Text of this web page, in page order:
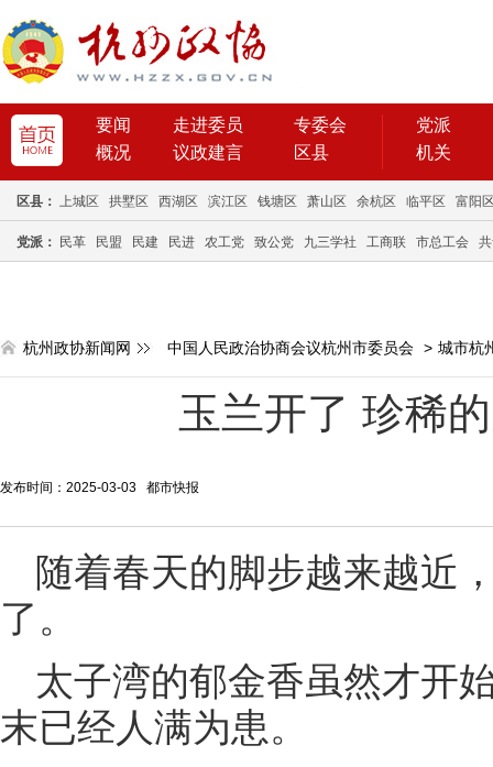
要闻 走进委员
专委会
概况
议政建言 区县
党派
机关
区县： 上城区 拱墅区 西湖区 滨江区 钱塘区 萧山区 余杭区 临平区 富阳
党派： 民革 民盟 民建 民进 农工党 致公党 九三学社 工商联 市总工会
杭州政协新闻网 中国人民政治协商会议杭州市委员会 > 城市杭
玉兰开了 珍稀
发布时间：2025-03-03 都市快报
随着春天的脚步越来越近
了。
太子湾的郁金香虽然才开
末已经人满为患。